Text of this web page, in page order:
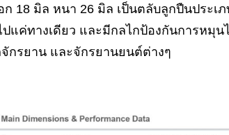
ก 18 มิล หนา 26 มิล เป็นตลับลูกปืนประเ
แค่ทางเดียว และมีกลไกป้องกันการหมุน
กรยาน และจักรยานยนต์ต่างๆ